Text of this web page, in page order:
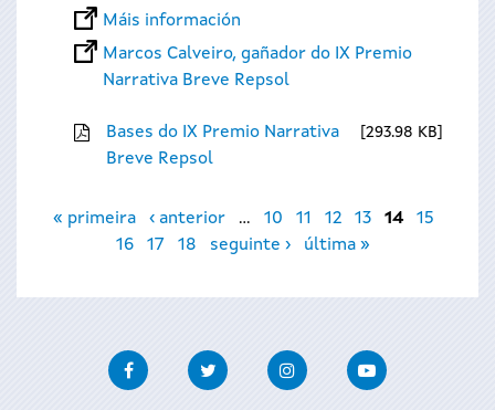
Máis información
Marcos Calveiro, gañador do IX Premio
Narrativa Breve Repsol
Bases do IX Premio Narrativa
Breve Repsol
293.98 KB
Páxinas
« primeira ‹ anterior … 10 11 12 13 14
15
16
17 18 seguinte › última »
FacebookTwitter InstagramYoutube